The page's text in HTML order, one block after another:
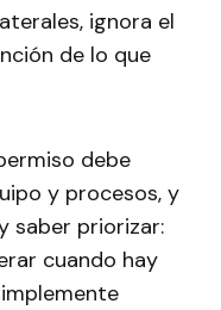
ignora el
de lo que
debe
y procesos, y
saber priorizar:
cuando hay